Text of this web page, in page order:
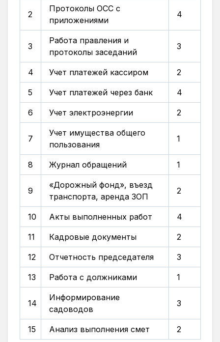
2
Протоколы ОСС с
приложениями
4
3
Работа правления и
протоколы заседаний
3
4 Учет платежей кассиром 2
5 Учет платежей через банк 4
6 Учет электроэнергии 2
7
Учет имущества общего
пользования
1
8 Журнал обращений 1
9
«Дорожный фонд», въезд
транспорта, аренда ЗОП
2
10 Акты выполненных работ 4
11 Кадровые документы 2
12 Отчетность председателя 3
13 Работа с должниками 1
14
Информирование
садоводов
3
15 Анализ выполнения смет 2